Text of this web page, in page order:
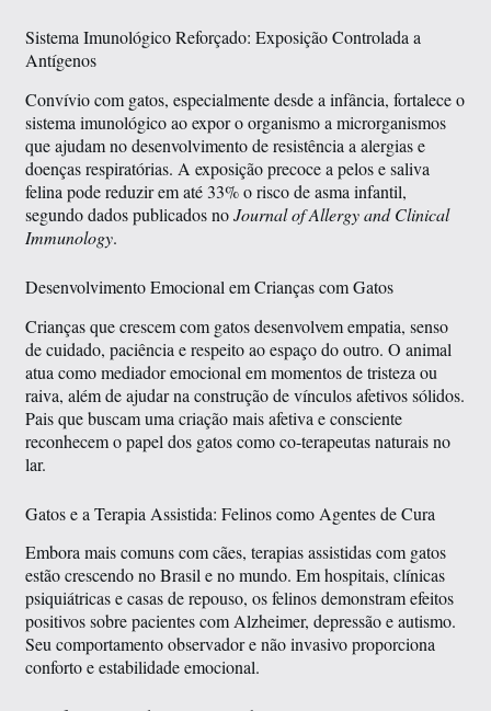
Sistema Imunológico Reforçado: Exposição Controlada a
Antígenos
Convívio com gatos, especialmente desde a infância, fortalece o
sistema imunológico ao expor o organismo a microrganismos
que ajudam no desenvolvimento de resistência a alergias e
doenças respiratórias. A exposição precoce a pelos e saliva
felina pode reduzir em até 33% o risco de asma infantil,
segundo dados publicados noJournal of Allergy and Clinical
Immunology.
Desenvolvimento Emocional em Crianças com Gatos
Crianças que crescem com gatos desenvolvem empatia, senso
de cuidado, paciência e respeito ao espaço do outro. O animal
atua como mediador emocional em momentos de tristeza ou
raiva, além de ajudar na construção de vínculos afetivos sólidos.
Pais que buscam uma criação mais afetiva e consciente
reconhecem o papel dos gatos como co-terapeutas naturais no
lar.
Gatos e a Terapia Assistida: Felinos como Agentes de Cura
Embora mais comuns com cães, terapias assistidas com gatos
estão crescendo no Brasil e no mundo. Em hospitais, clínicas
psiquiátricas e casas de repouso, os felinos demonstram efeitos
positivos sobre pacientes com Alzheimer, depressão e autismo.
Seu comportamento observador e não invasivo proporciona
conforto e estabilidade emocional.